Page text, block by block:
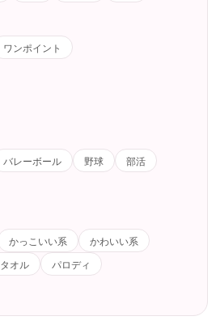
ワンポイント
バレーボール 野球
部活
かっこいい系
かわいい系
タオル
パロディ